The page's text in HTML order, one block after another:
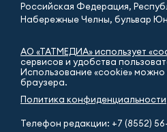
Российская Федерация,
Набережные Челны, бульвар
АО «ТАТМЕДИА» использует
сервисов и удобства
Использование «cookie» можно
браузера.
Политика конфиденциальности
Телефон редакции: +7 (8552)